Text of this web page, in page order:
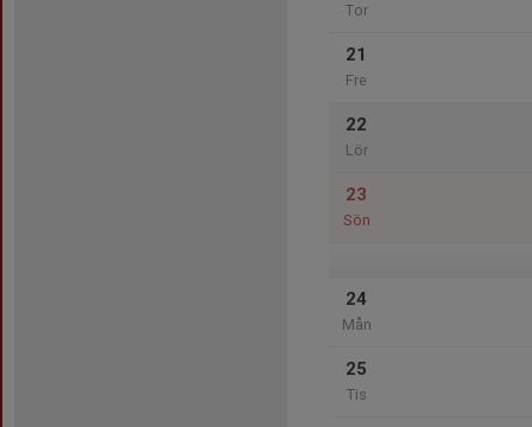
Tor
21
Fre
22
Lör
23
Sön
24
Mån
25
Tis